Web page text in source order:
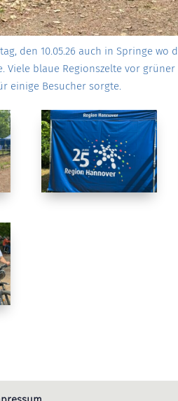
den 10.05.26 auch in Springe wo
blaue Regionszelte vor
einige Besucher sorgte.